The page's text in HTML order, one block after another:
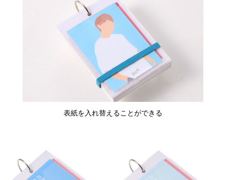
表紙を入れ替えることができる